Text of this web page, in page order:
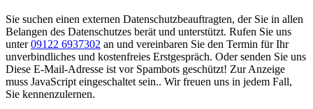
Sie suchen einen externen Datenschutzbeauftragten, der Sie in allen
Belangen des Datenschutzes berät und unterstützt. Rufen Sie uns
unter09122 6937302 an und vereinbaren Sie den Termin für Ihr
unverbindliches und kostenfreies Erstgespräch. Oder senden Sie uns
Diese E-Mail-Adresse ist vor Spambots geschützt! Zur Anzeige
muss JavaScript eingeschaltet sein.. Wir freuen uns in jedem Fall,
Sie kennenzulernen.